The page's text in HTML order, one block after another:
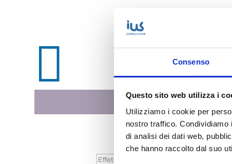
Consenso
Questo sito web utilizza i
Utilizziamo i cookie per
nostro traffico.
di analisi dei dati web,
che hanno raccolto dal suo

Cerca: